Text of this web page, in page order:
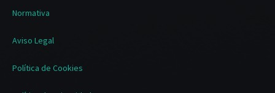
Normativa
Aviso Legal
Política de Cookies